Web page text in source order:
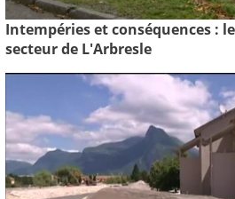
Intempéries et conséquences :
secteur de L'Arbresle